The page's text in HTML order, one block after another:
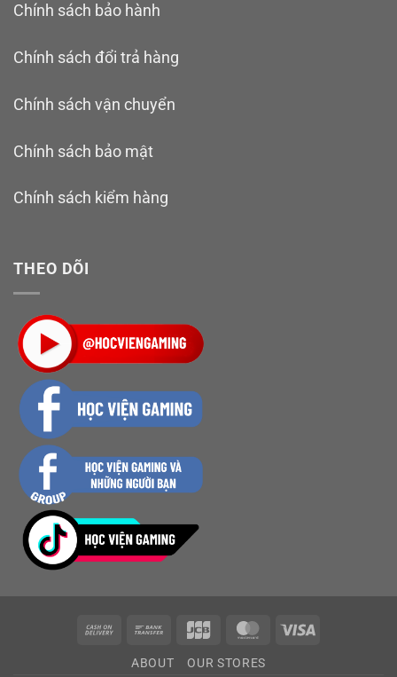
Chính sách bảo hành
Chính sách đổi trả hàng
Chính sách vận chuyển
Chính sách bảo mật
Chính sách kiểm hàng
THEO DÕI
Cash
Bank
JCB MasterCard
ABOUT OUR STORES